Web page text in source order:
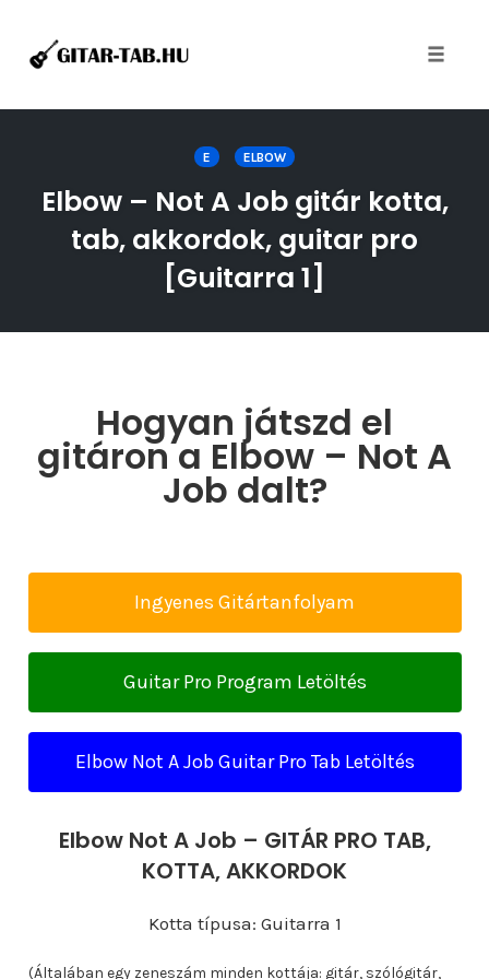
E ELBOW
Elbow – Not A Job gitár kotta,
tab, akkordok, guitar pro
[Guitarra 1]
Hogyan játszd el
gitáron a Elbow – Not A
Job dalt?
Ingyenes Gitártanfolyam
Guitar Pro Program Letöltés
Elbow Not A Job Guitar Pro Tab Letöltés
Elbow Not A Job – GITÁR PRO TAB,
KOTTA, AKKORDOK
Kotta típusa: Guitarra 1
(Általában egy zeneszám minden kottája: gitár, szólógitár,